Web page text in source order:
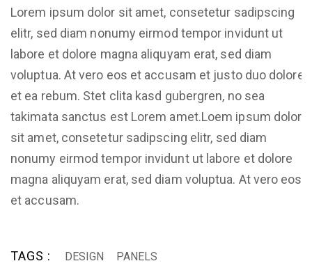
Lorem ipsum dolor sit amet, consetetur sadipscing
elitr, sed diam nonumy eirmod tempor invidunt ut
labore et dolore magna aliquyam erat, sed diam
voluptua. At vero eos et accusam et justo duo dolores
et ea rebum. Stet clita kasd gubergren, no sea
takimata sanctus est Lorem amet.Loem ipsum dolor
sit amet, consetetur sadipscing elitr, sed diam
nonumy eirmod tempor invidunt ut labore et dolore
magna aliquyam erat, sed diam voluptua. At vero eos
et accusam.
TAGS : DESIGN PANELS